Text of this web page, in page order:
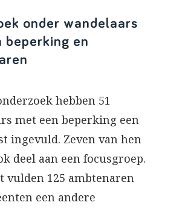
onder wandelaars
beperking en
hebben 51
met een beperking een
ingevuld. Zeven van hen
deel aan een focusgroep.
vulden 125 ambtenaren
een andere